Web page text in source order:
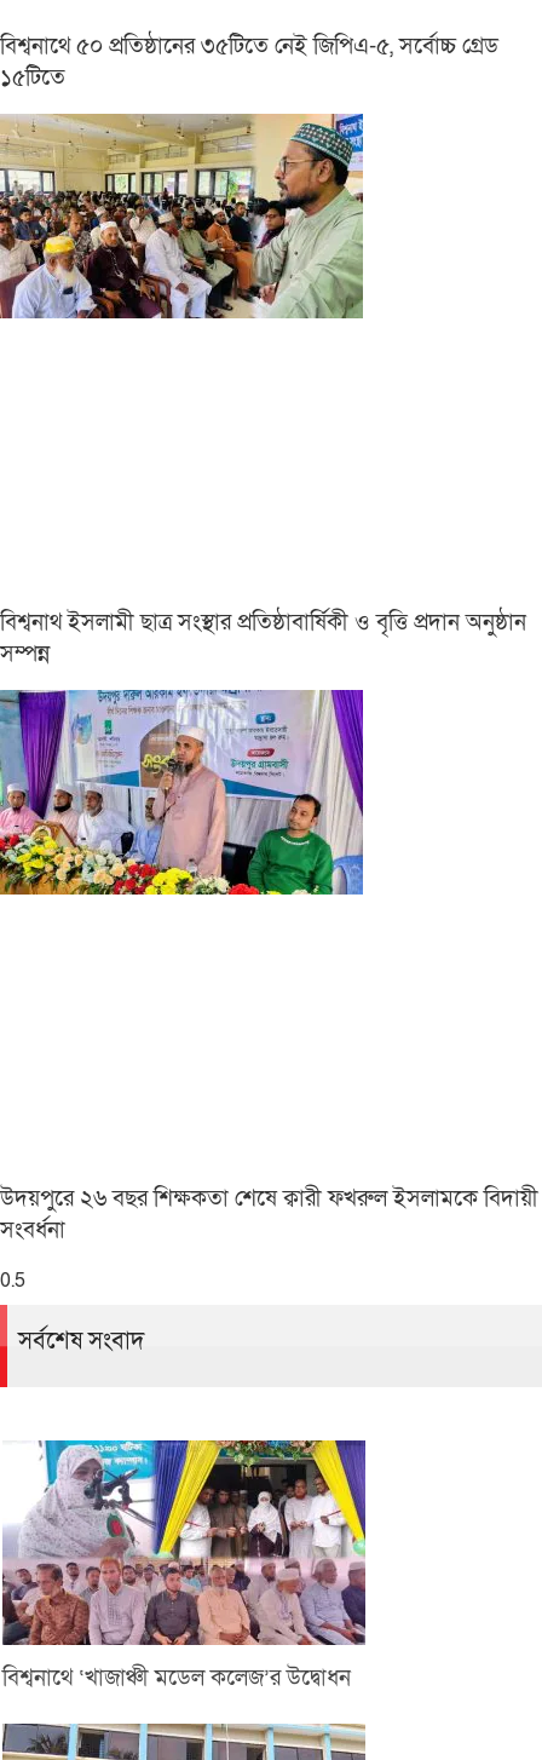
বিশ্বনাথে ৫০ প্রতিষ্ঠানের ৩৫টিতে নেই জিপিএ-৫, সর্বোচ্চ গ্রেড
১৫টিতে
বিশ্বনাথ ইসলামী ছাত্র সংস্থার প্রতিষ্ঠাবার্ষিকী ও বৃত্তি প্রদান অনুষ্ঠান
সম্পন্ন
উদয়পুরে ২৬ বছর শিক্ষকতা শেষে ক্বারী ফখরুল ইসলামকে বিদায়ী
সংবর্ধনা
সর্বশেষ সংবাদ
বিশ্বনাথে ‘খাজাঞ্চী মডেল কলেজ’র উদ্বোধন